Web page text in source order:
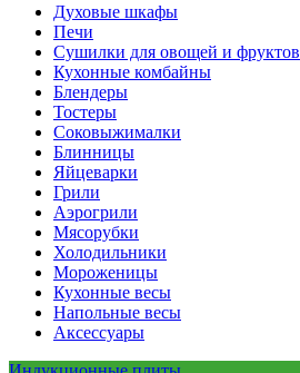
Духовые шкафы
Печи
Сушилки для овощей и фруктов
Кухонные комбайны
Блендеры
Тостеры
Соковыжималки
Блинницы
Яйцеварки
Грили
Аэрогрили
Мясорубки
Холодильники
Мороженицы
Кухонные весы
Напольные весы
Аксессуары